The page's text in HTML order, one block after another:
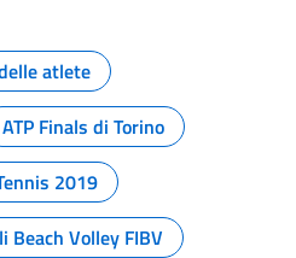
atlete
ATP Finals di Torino
2019
Beach Volley FIBV